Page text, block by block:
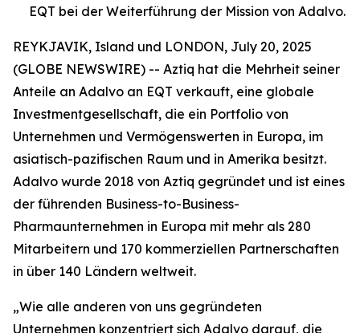
EQT bei der Weiterführung der Mission von Adalvo.
REYKJAVIK, Island und LONDON, July 20, 2025
(GLOBE NEWSWIRE) -- Aztiq hat die Mehrheit seiner
Anteile an Adalvo an EQT verkauft, eine globale
Investmentgesellschaft, die ein Portfolio von
Unternehmen und Vermögenswerten in Europa, im
asiatisch-pazifischen Raum und in Amerika besitzt.
Adalvo wurde 2018 von Aztiq gegründet und ist eines
der führenden Business-to-Business-
Pharmaunternehmen in Europa mit mehr als 280
Mitarbeitern und 170 kommerziellen Partnerschaften
in über 140 Ländern weltweit.
„Wie alle anderen von uns gegründeten
Unternehmen konzentriert sich Adalvo darauf, die